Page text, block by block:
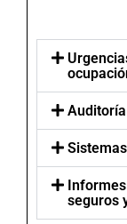
seguros